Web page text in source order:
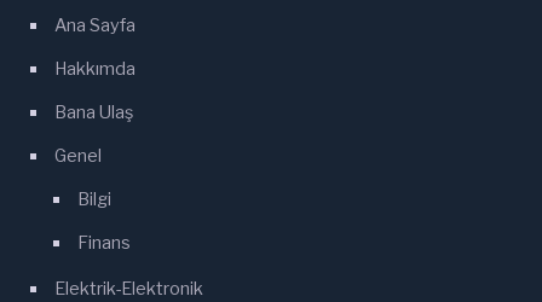
Ana Sayfa
Hakkımda
Bana Ulaş
Genel
Bilgi
Finans
Elektrik-Elektronik